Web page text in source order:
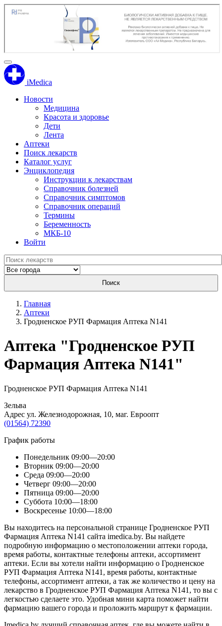
iMedica
Новости
Медицина
Красота и здоровье
Дети
Лента
Аптеки
Поиск лекарств
Каталог услуг
Энциклопедия
Инструкции к лекарствам
Справочник болезней
Справочник симптомов
Справочник операций
Термины
Беременность
МКБ-10
Войти
Поиск
Главная
Аптеки
Гродненское РУП Фармация Аптека N141
Aптека "Гродненское РУП
Фармация Аптека N141"
Гродненское РУП Фармация Аптека N141
Зельва
Адрес ул. Железнодорожная, 10, маг. Евроопт
(01564) 72390
График работы
Понедельник 09:00—20:00
Вторник 09:00—20:00
Среда 09:00—20:00
Четверг 09:00—20:00
Пятница 09:00—20:00
Суббота 10:00—18:00
Воскресенье 10:00—18:00
Вы находитесь на персональной странице Гродненское РУП
Фармация Аптека N141 сайта imedica.by. Вы найдете
подробную информацию о местоположении аптеки города,
время работы, контактные телефоны аптеки, ассортимент
аптеки. Если вы хотели найти информацию о Гродненское
РУП Фармация Аптека N141, время работы, контактные
телефоны, ассортимент аптеки, а так же количество и цену на
лекарство в Гродненское РУП Фармация Аптека N141, то вы с
легкостью сделаете это. Удобная мини карта поможет найти
фармацию вашего города и проложить маршрут к фармации.